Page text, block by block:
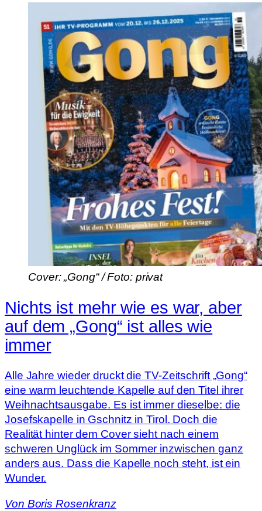
Cover: „Gong“ / Foto: privat
Nichts ist mehr wie es war, aber
auf dem „Gong“ ist alles wie
immer
Alle Jahre wieder druckt die TV-Zeitschrift „Gong“
eine warm leuchtende Kapelle auf den Titel ihrer
Weihnachtsausgabe. Es ist immer dieselbe: die
Josefskapelle in Gschnitz in Tirol. Doch die
Realität hinter dem Cover sieht nach einem
schweren Unglück im Sommer inzwischen ganz
anders aus. Dass die Kapelle noch steht, ist ein
Wunder.
Von Boris Rosenkranz